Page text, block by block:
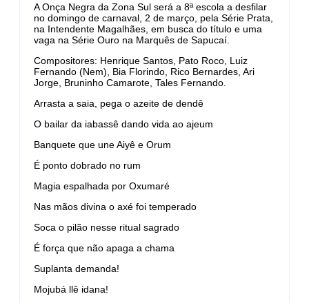
A Onça Negra da Zona Sul será a 8ª escola a desfilar
no domingo de carnaval, 2 de março, pela Série Prata,
na Intendente Magalhães, em busca do título e uma
vaga na Série Ouro na Marquês de Sapucaí.
Compositores: Henrique Santos, Pato Roco, Luiz
Fernando (Nem), Bia Florindo, Rico Bernardes, Ari
Jorge, Bruninho Camarote, Tales Fernando.
Arrasta a saia, pega o azeite de dendê
O bailar da iabassê dando vida ao ajeum
Banquete que une Aiyê e Orum
É ponto dobrado no rum
Magia espalhada por Oxumaré
Nas mãos divina o axé foi temperado
Soca o pilão nesse ritual sagrado
É força que não apaga a chama
Suplanta demanda!
Mojubá llê idana!